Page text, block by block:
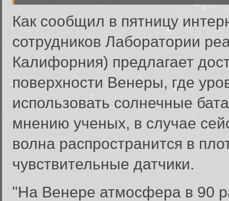
Как сообщил в пятницу
сотрудников Лаборатории
Калифорния) предлагает
поверхности Венеры, где
использовать солнечные
мнению ученых, в случае
волна распространится в
чувствительные датчики.
"На Венере атмосфера в 90